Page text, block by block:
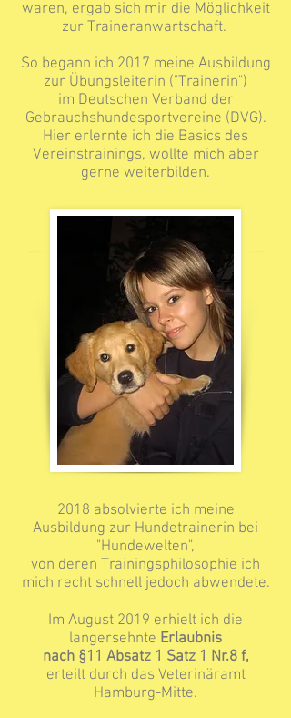
waren, ergab sich mir die Möglichkeit
zur Traineranwartschaft.
So begann ich 2017 meine Ausbildung
zur Übungsleiterin ("Trainerin")
im Deutschen Verband der
Gebrauchshundesportvereine (DVG).
Hier erlernte ich die Basics des
Vereinstrainings, wollte mich aber
gerne weiterbilden.
2018 absolvierte ich meine
Ausbildung zur Hundetrainerin bei
"Hundewelten",
von deren Trainingsphilosophie ich
mich recht schnell jedoch abwendete.
Im August 2019 erhielt ich die
langersehnte Erlaubnis
nach §11 Absatz 1 Satz 1 Nr.8 f,
erteilt durch das Veterinäramt
Hamburg-Mitte.